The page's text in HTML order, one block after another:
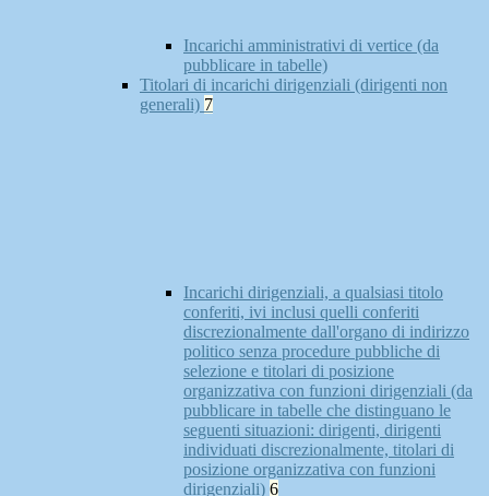
Incarichi amministrativi di vertice (da
pubblicare in tabelle)
Titolari di incarichi dirigenziali (dirigenti non
generali) 7
Incarichi dirigenziali, a qualsiasi titolo
conferiti, ivi inclusi quelli conferiti
discrezionalmente dall'organo di indirizzo
politico senza procedure pubbliche di
selezione e titolari di posizione
organizzativa con funzioni dirigenziali (da
pubblicare in tabelle che distinguano le
seguenti situazioni: dirigenti, dirigenti
individuati discrezionalmente, titolari di
posizione organizzativa con funzioni
dirigenziali) 6